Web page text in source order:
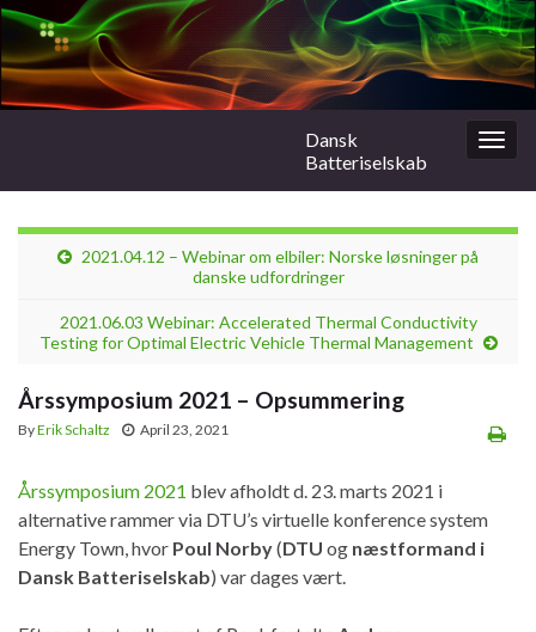
Dansk
Batteriselskab
2021.04.12 – Webinar om elbiler: Norske løsninger på
danske udfordringer
2021.06.03 Webinar: Accelerated Thermal Conductivity
Testing for Optimal Electric Vehicle Thermal Management
Årssymposium 2021 – Opsummering
ByErik Schaltz April 23, 2021
Årssymposium 2021 blev afholdt d. 23. marts 2021 i
alternative rammer via DTU’s virtuelle konference system
Energy Town, hvor Poul Norby(DTU og næstformand i
Dansk Batteriselskab) var dages vært.